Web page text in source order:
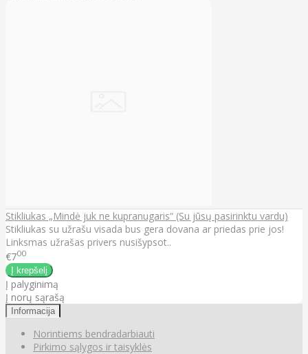
Stikliukas „Mindė juk ne kupranugaris“ (Su jūsų pasirinktu vardu)
Stikliukas su užrašu visada bus gera dovana ar priedas prie jos!
Linksmas užrašas privers nusišypsot..
€700
Į palyginimą
Į norų sąrašą
Informacija
Norintiems bendradarbiauti
Pirkimo sąlygos ir taisyklės